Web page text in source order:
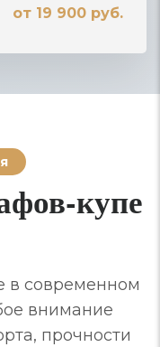
от 19 900 руб.
купе
в современном
внимание
прочности